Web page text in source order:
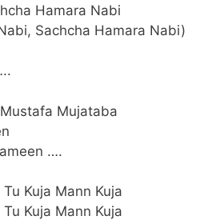
Hamara Nabi
Sachcha Hamara Nabi)
Mujataba
….
Kuja Mann Kuja
Kuja Mann Kuja